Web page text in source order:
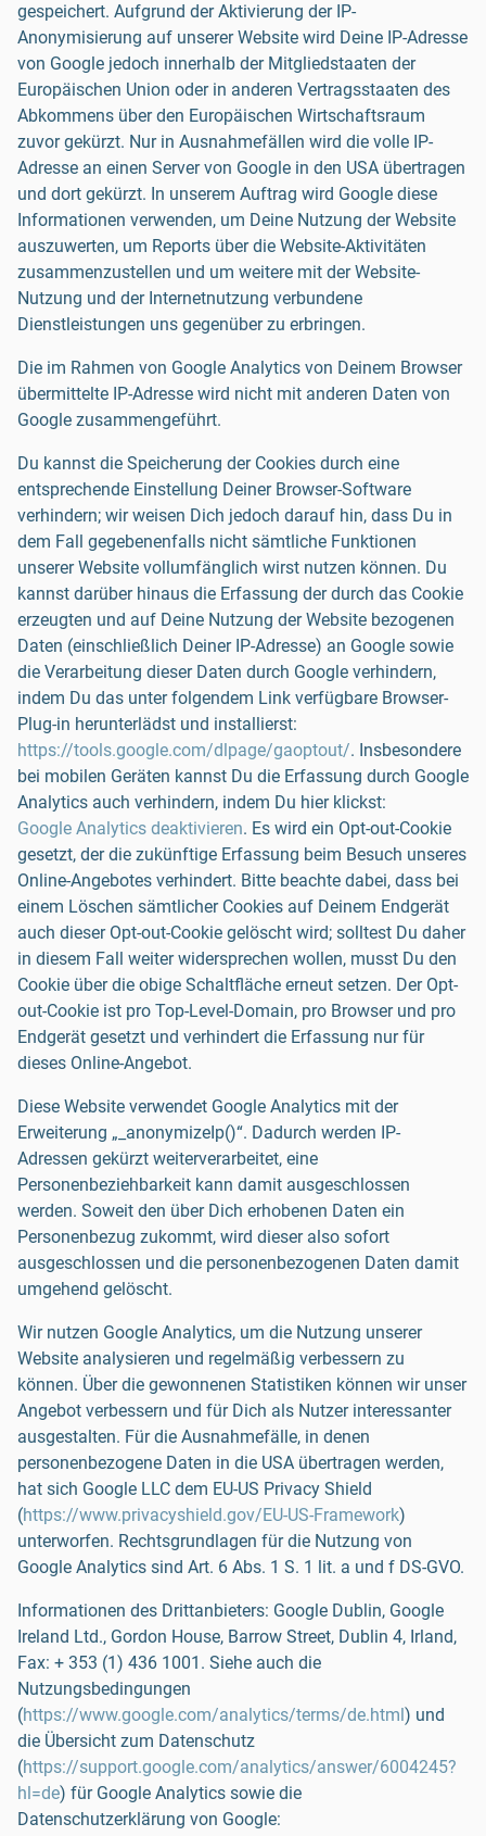
gespeichert. Aufgrund der Aktivierung der IP-
Anonymisierung auf unserer Website wird Deine IP-Adresse
von Google jedoch innerhalb der Mitgliedstaaten der
Europäischen Union oder in anderen Vertragsstaaten des
Abkommens über den Europäischen Wirtschaftsraum
zuvor gekürzt. Nur in Ausnahmefällen wird die volle IP-
Adresse an einen Server von Google in den USA übertragen
und dort gekürzt. In unserem Auftrag wird Google diese
Informationen verwenden, um Deine Nutzung der Website
auszuwerten, um Reports über die Website-Aktivitäten
zusammenzustellen und um weitere mit der Website-
Nutzung und der Internetnutzung verbundene
Dienstleistungen uns gegenüber zu erbringen.
Die im Rahmen von Google Analytics von Deinem Browser
übermittelte IP-Adresse wird nicht mit anderen Daten von
Google zusammengeführt.
Du kannst die Speicherung der Cookies durch eine
entsprechende Einstellung Deiner Browser-Software
verhindern; wir weisen Dich jedoch darauf hin, dass Du in
dem Fall gegebenenfalls nicht sämtliche Funktionen
unserer Website vollumfänglich wirst nutzen können. Du
kannst darüber hinaus die Erfassung der durch das Cookie
erzeugten und auf Deine Nutzung der Website bezogenen
Daten (einschließlich Deiner IP-Adresse) an Google sowie
die Verarbeitung dieser Daten durch Google verhindern,
indem Du das unter folgendem Link verfügbare Browser-
Plug-in herunterlädst und installierst:
https://tools.google.com/dlpage/gaoptout/. Insbesondere
bei mobilen Geräten kannst Du die Erfassung durch Google
Analytics auch verhindern, indem Du hier klickst:
Google Analytics deaktivieren. Es wird ein Opt-out-Cookie
gesetzt, der die zukünftige Erfassung beim Besuch unseres
Online-Angebotes verhindert. Bitte beachte dabei, dass bei
einem Löschen sämtlicher Cookies auf Deinem Endgerät
auch dieser Opt-out-Cookie gelöscht wird; solltest Du daher
in diesem Fall weiter widersprechen wollen, musst Du den
Cookie über die obige Schaltfläche erneut setzen. Der Opt-
out-Cookie ist pro Top-Level-Domain, pro Browser und pro
Endgerät gesetzt und verhindert die Erfassung nur für
dieses Online-Angebot.
Diese Website verwendet Google Analytics mit der
Erweiterung „_anonymizeIp()“. Dadurch werden IP-
Adressen gekürzt weiterverarbeitet, eine
Personenbeziehbarkeit kann damit ausgeschlossen
werden. Soweit den über Dich erhobenen Daten ein
Personenbezug zukommt, wird dieser also sofort
ausgeschlossen und die personenbezogenen Daten damit
umgehend gelöscht.
Wir nutzen Google Analytics, um die Nutzung unserer
Website analysieren und regelmäßig verbessern zu
können. Über die gewonnenen Statistiken können wir unser
Angebot verbessern und für Dich als Nutzer interessanter
ausgestalten. Für die Ausnahmefälle, in denen
personenbezogene Daten in die USA übertragen werden,
hat sich Google LLC dem EU-US Privacy Shield
(https://www.privacyshield.gov/EU-US-Framework)
unterworfen. Rechtsgrundlagen für die Nutzung von
Google Analytics sind Art. 6 Abs. 1 S. 1 lit. a und f DS-GVO.
Informationen des Drittanbieters: Google Dublin, Google
Ireland Ltd., Gordon House, Barrow Street, Dublin 4, Irland,
Fax: + 353 (1) 436 1001. Siehe auch die
Nutzungsbedingungen
(https://www.google.com/analytics/terms/de.html) und
die Übersicht zum Datenschutz
(https://support.google.com/analytics/answer/6004245?
hl=de) für Google Analytics sowie die
Datenschutzerklärung von Google: